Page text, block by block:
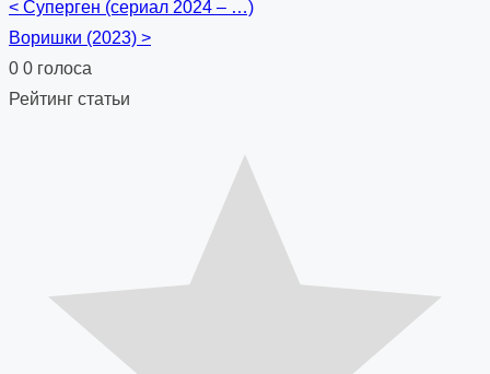
Posts
navigation
< Суперген (сериал 2024 – …)
Воришки (2023) >
0 0 голоса
Рейтинг статьи